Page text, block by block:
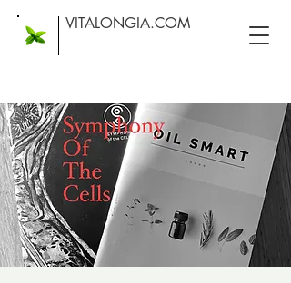
VITALONGIA.COM